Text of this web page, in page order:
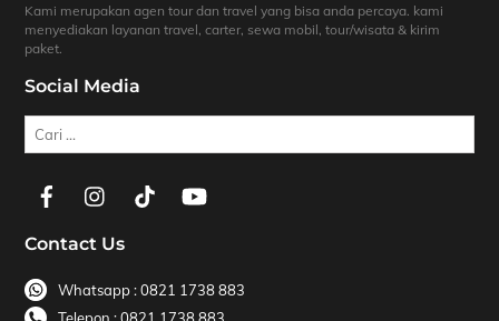
Kami merupakan agen tour dan travel yang bisa anda percaya. kami
menyediakan layanan travel, carter, sewa mobil, tour/wisata & kirim
paket.
Social Media
Cari
Contact Us
Whatsapp : 0821 1738 883